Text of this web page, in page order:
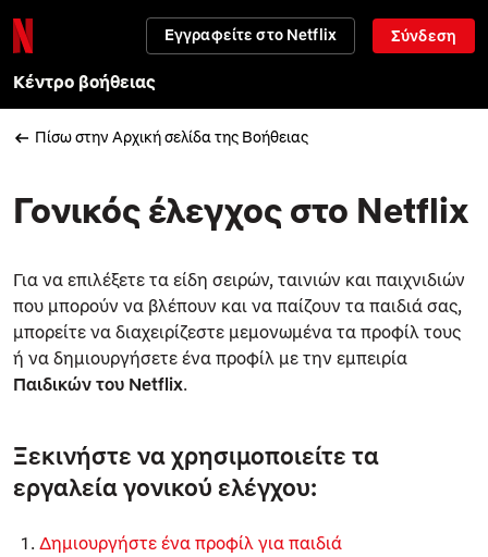
Εγγραφείτε στο Netflix Σύνδεση
Κέντρο βοήθειας
Πίσω στην Αρχική σελίδα της Βοήθειας
Γονικός έλεγχος στο Netflix
Για να επιλέξετε τα είδη σειρών, ταινιών και παιχνιδιών
που μπορούν να βλέπουν και να παίζουν τα παιδιά σας,
μπορείτε να διαχειρίζεστε μεμονωμένα τα προφίλ τους
ή να δημιουργήσετε ένα προφίλ με την εμπειρία
Παιδικών του Netflix.
Ξεκινήστε να χρησιμοποιείτε τα
εργαλεία γονικού ελέγχου:
Δημιουργήστε ένα προφίλ για παιδιά